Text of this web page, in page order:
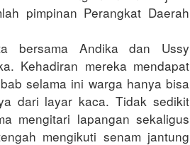
pimpinan Perangkat Daerah
bersama Andika dan Ussy
Kehadiran mereka mendapat
selama ini warga hanya bisa
dari layar kaca. Tidak sedikit
mengitari lapangan sekaligus
mengikuti senam jantung